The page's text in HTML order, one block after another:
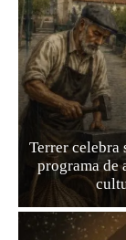
Terrer celebra
programa de